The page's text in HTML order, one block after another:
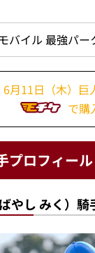
バイル 最強パ
6月11日（木）巨
で購
プロフィー
やし みく）騎